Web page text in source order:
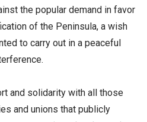
the popular demand in favor
of the Peninsula, a wish
to carry out in a peaceful
and solidarity with all those
and unions that publicly